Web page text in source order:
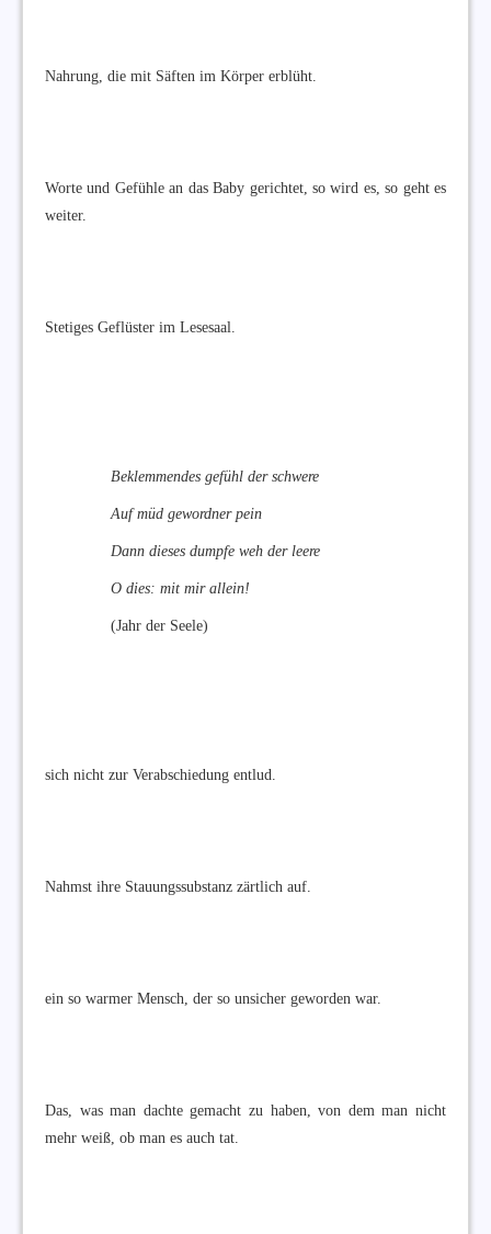
Nahrung, die mit Säften im Körper erblüht.
Worte und Gefühle an das Baby gerichtet, so wird es, so geht es
weiter.
Stetiges Geflüster im Lesesaal.
Beklemmendes gefühl der schwere
Auf müd gewordner pein
Dann dieses dumpfe weh der leere
O dies: mit mir allein!
(Jahr der Seele)
sich nicht zur Verabschiedung entlud.
Nahmst ihre Stauungssubstanz zärtlich auf.
ein so warmer Mensch, der so unsicher geworden war.
Das, was man dachte gemacht zu haben, von dem man nicht
mehr weiß, ob man es auch tat.